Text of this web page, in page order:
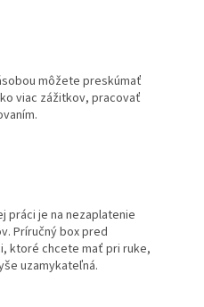
môžete preskúmať
viac zážitkov, pracovať
práci je na nezaplatenie
Príručný box pred
ktoré chcete mať pri ruke,
uzamykateľná.